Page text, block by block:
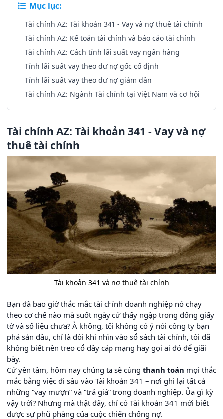
Mục lục:
Tài chính AZ: Tài khoản 341 - Vay và nợ thuê tài chính
Tài chính AZ: Kế toán tài chính và báo cáo tài chính
Tài chính AZ: Cách tính lãi suất vay ngân hàng
Tính lãi suất vay theo dư nợ gốc cố định
Tính lãi suất vay theo dư nợ giảm dần
Tài chính AZ: Ngành Tài chính tại Việt Nam và cơ hội
Tài chính AZ: Tài khoản 341 - Vay và nợ
thuê tài chính
Tài khoản 341 và nợ thuê tài chính
Bạn đã bao giờ thắc mắc tài chính doanh nghiệp nó chạy
theo cơ chế nào mà suốt ngày cứ thấy ngập trong đống giấy
tờ và số liệu chưa? À không, tôi không có ý nói công ty bạn
phá sản đâu, chỉ là đôi khi nhìn vào sổ sách tài chính, tôi đã
không biết nên treo cổ dây cáp mạng hay gọi ai đó để giãi
bày.
Cứ yên tâm, hôm nay chúng ta sẽ cùng thanh toán mọi thắc
mắc bằng việc đi sâu vào Tài khoản 341 – nơi ghi lại tất cả
những “vay mượn” và “trả giá” trong doanh nghiệp. Ủa gì kỳ
vậy trời? Nhưng mà thật đấy, chỉ có Tài khoản 341 mới biết
được sự phũ phàng của cuộc chiến chống nợ.